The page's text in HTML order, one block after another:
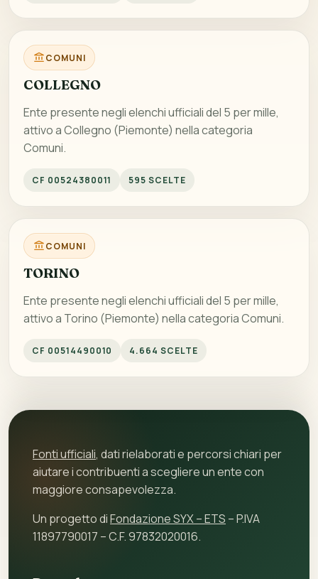
COMUNI
COLLEGNO
Ente presente negli elenchi ufficiali del 5 per mille,
attivo a Collegno (Piemonte) nella categoria
Comuni.
CF 00524380011 595 SCELTE
COMUNI
TORINO
Ente presente negli elenchi ufficiali del 5 per mille,
attivo a Torino (Piemonte) nella categoria Comuni.
CF 00514490010 4.664 SCELTE
Fonti ufficiali, dati rielaborati e percorsi chiari per
aiutare i contribuenti a scegliere un ente con
maggiore consapevolezza.
Un progetto diFondazione SYX – ETS – P.IVA
11897790017 – C.F. 97832020016.